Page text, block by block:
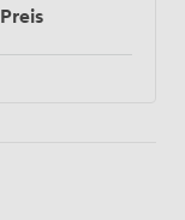
Preis